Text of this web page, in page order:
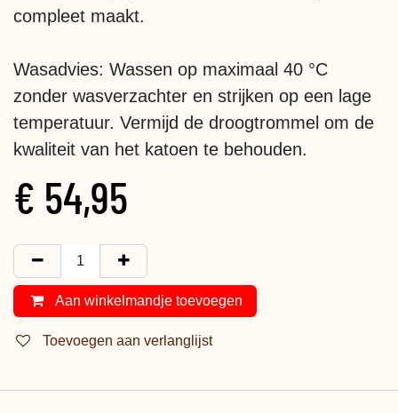
compleet maakt.
Wasadvies: Wassen op maximaal 40 °C
zonder wasverzachter en strijken op een lage
temperatuur. Vermijd de droogtrommel om de
kwaliteit van het katoen te behouden.
€ 54,95
Aan winkelmandje toevoegen
Toevoegen aan verlanglijst